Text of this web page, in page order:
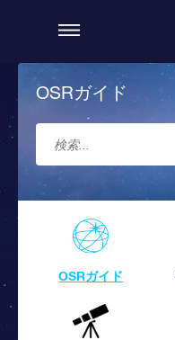
OSRガイド
OSRガイド